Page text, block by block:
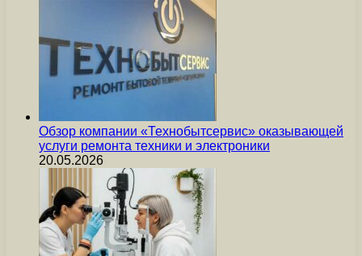
Обзор компании «Технобытсервис» оказывающей
услуги ремонта техники и электроники
20.05.2026